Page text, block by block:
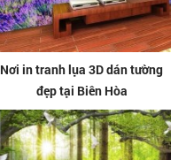
Nơi in tranh lụa 3D dán tường
đẹp tại Biên Hòa